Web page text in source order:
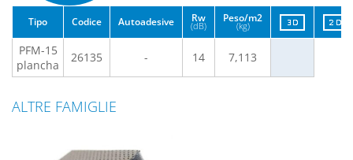
Tipo Codice Autoadesive Rw
(dB)
Peso/m2
(kg)
PFM-15
plancha
26135 - 14 7,113
ALTRE FAMIGLIE